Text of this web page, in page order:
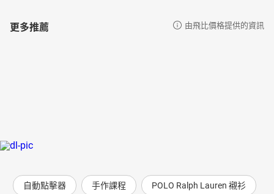
更多推薦 由飛比價格提供的資訊
自動點擊器 手作課程 POLO Ralph Lauren 襯衫